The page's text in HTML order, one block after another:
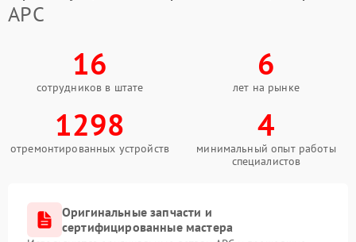
APC
16
сотрудников в штате
6
лет на рынке
1298
отремонтированных устройств
4
минимальный опыт работы
специалистов
Оригинальные запчасти и
сертифицированные мастера